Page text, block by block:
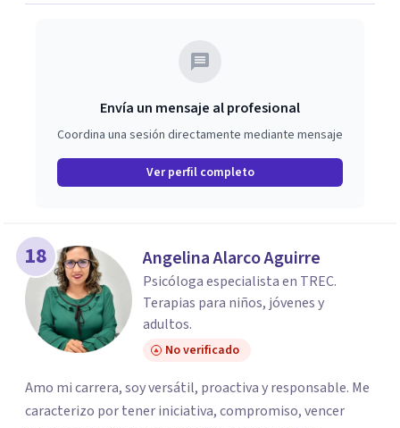
Envía un mensaje al profesional
Coordina una sesión directamente mediante mensaje
Ver perfil completo
18 Angelina Alarco Aguirre
Psicóloga especialista en TREC.
Terapias para niños, jóvenes y
adultos.
No verificado
Amo mi carrera, soy versátil, proactiva y responsable. Me
caracterizo por tener iniciativa, compromiso, vencer